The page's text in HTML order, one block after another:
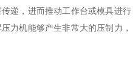
递，进而推动工作台或模具进行
力机能够产生非常大的压制力，